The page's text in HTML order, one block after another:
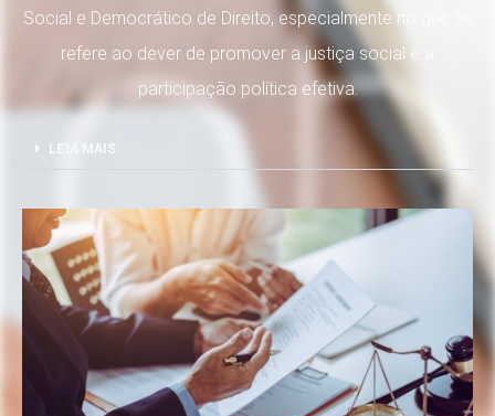
Social e Democrático de Direito, especialmente no que se
refere ao dever de promover a justiça social e a
participação política efetiva.
LEIA MAIS